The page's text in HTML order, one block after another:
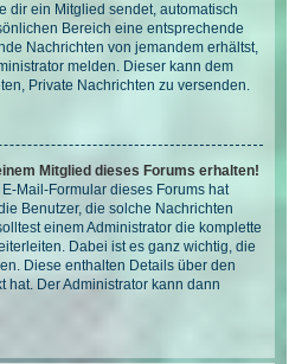
dir ein Mitglied sendet, automatisch
Bereich eine entsprechende
Nachrichten von jemandem erhältst,
melden. Dieser kann dem
Private Nachrichten zu versenden.
Mitglied dieses Forums erhalten!
Mail-Formular dieses Forums hat
Benutzer, die solche Nachrichten
einem Administrator die komplette
Dabei ist es ganz wichtig, die
Diese enthalten Details über den
hat. Der Administrator kann dann